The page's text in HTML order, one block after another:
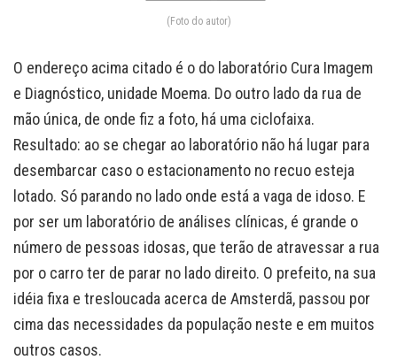
(Foto do autor)
O endereço acima citado é o do laboratório Cura Imagem
e Diagnóstico, unidade Moema. Do outro lado da rua de
mão única, de onde fiz a foto, há uma ciclofaixa.
Resultado: ao se chegar ao laboratório não há lugar para
desembarcar caso o estacionamento no recuo esteja
lotado. Só parando no lado onde está a vaga de idoso. E
por ser um laboratório de análises clínicas, é grande o
número de pessoas idosas, que terão de atravessar a rua
por o carro ter de parar no lado direito. O prefeito, na sua
idéia fixa e tresloucada acerca de Amsterdã, passou por
cima das necessidades da população neste e em muitos
outros casos.